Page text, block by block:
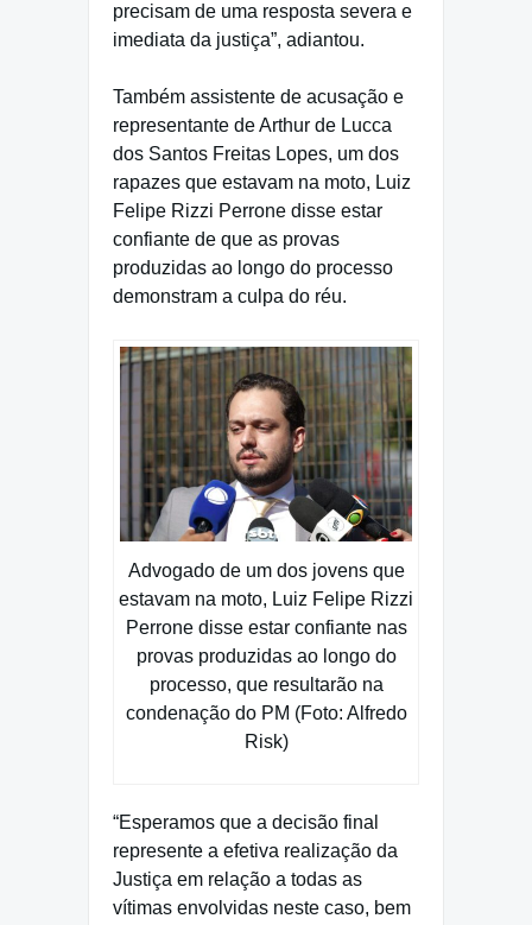
precisam de uma resposta severa e
imediata da justiça”, adiantou.
Também assistente de acusação e
representante de Arthur de Lucca
dos Santos Freitas Lopes, um dos
rapazes que estavam na moto, Luiz
Felipe Rizzi Perrone disse estar
confiante de que as provas
produzidas ao longo do processo
demonstram a culpa do réu.
Advogado de um dos jovens que
estavam na moto, Luiz Felipe Rizzi
Perrone disse estar confiante nas
provas produzidas ao longo do
processo, que resultarão na
condenação do PM (Foto: Alfredo
Risk)
“Esperamos que a decisão final
represente a efetiva realização da
Justiça em relação a todas as
vítimas envolvidas neste caso, bem